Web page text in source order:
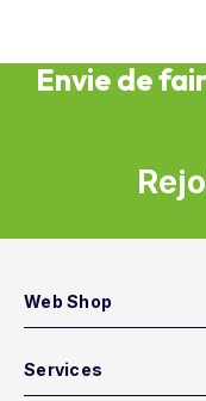
Envie de
Web Shop
Services